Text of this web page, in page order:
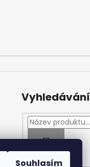
Souhlasím
Vyhledávání